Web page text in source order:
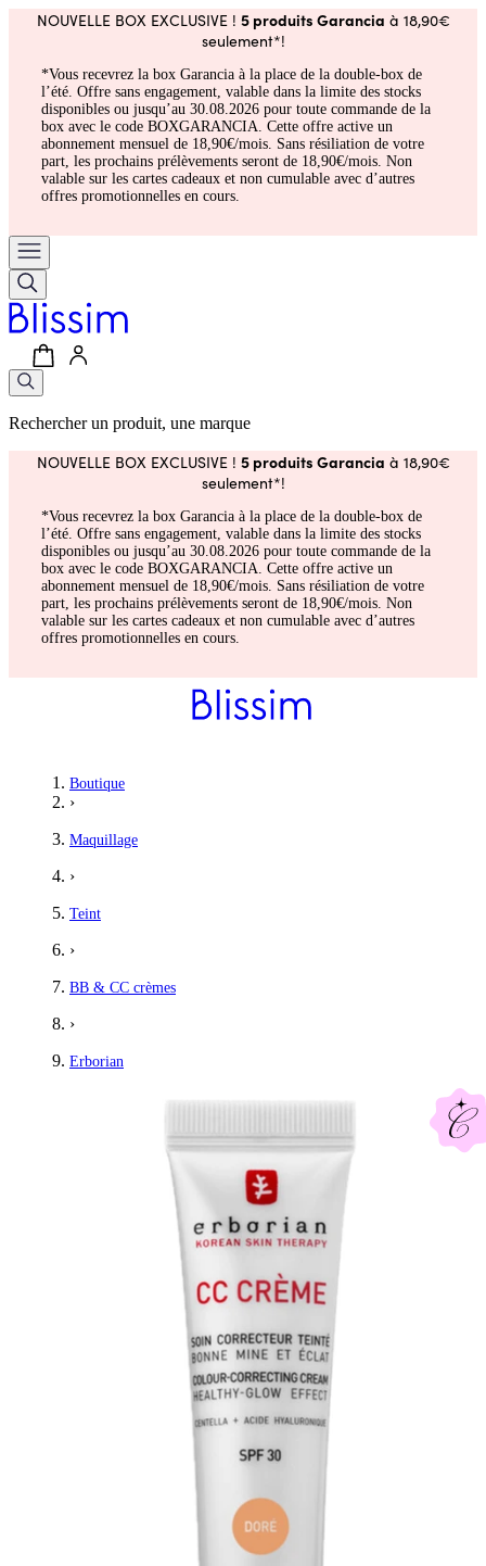
NOUVELLE BOX EXCLUSIVE ! 5 produits Garancia à 18,90€
seulement*!
*Vous recevrez la box Garancia à la place de la double-box de
l’été. Offre sans engagement, valable dans la limite des stocks
disponibles ou jusqu’au 30.08.2026 pour toute commande de la
box avec le code BOXGARANCIA. Cette offre active un
abonnement mensuel de 18,90€/mois. Sans résiliation de votre
part, les prochains prélèvements seront de 18,90€/mois. Non
valable sur les cartes cadeaux et non cumulable avec d’autres
offres promotionnelles en cours.
Rechercher un produit, une marque
NOUVELLE BOX EXCLUSIVE ! 5 produits Garancia à 18,90€
seulement*!
*Vous recevrez la box Garancia à la place de la double-box de
l’été. Offre sans engagement, valable dans la limite des stocks
disponibles ou jusqu’au 30.08.2026 pour toute commande de la
box avec le code BOXGARANCIA. Cette offre active un
abonnement mensuel de 18,90€/mois. Sans résiliation de votre
part, les prochains prélèvements seront de 18,90€/mois. Non
valable sur les cartes cadeaux et non cumulable avec d’autres
offres promotionnelles en cours.
Boutique
›
Maquillage
›
Teint
›
BB & CC crèmes
›
Erborian